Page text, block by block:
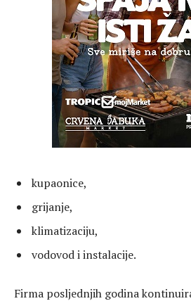
kupaonice,
grijanje,
klimatizaciju,
vodovod i instalacije.
Firma posljednjih godina